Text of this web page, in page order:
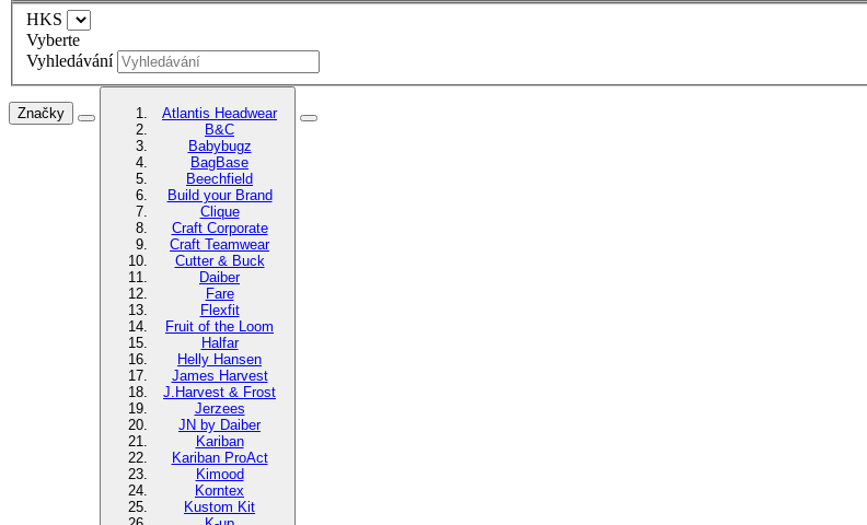
HKS
Vyberte
Vyhledávání
Značky
Atlantis Headwear
B&C
Babybugz
BagBase
Beechfield
Build your Brand
Clique
Craft Corporate
Craft Teamwear
Cutter & Buck
Daiber
Fare
Flexfit
Fruit of the Loom
Halfar
Helly Hansen
James Harvest
J.Harvest & Frost
Jerzees
JN by Daiber
Kariban
Kariban ProAct
Kimood
Korntex
Kustom Kit